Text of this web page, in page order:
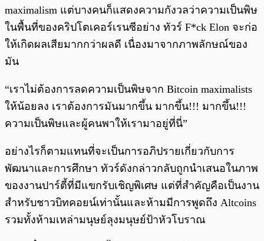
maximalism แต่บางคนก็แสดงความกังวลว่าความเป็นพิษ
ในพื้นที่ของคริปโตเคอร์เรนซีอย่าง ทัวร์ F*ck Elon จะก่อ
ให้เกิดผลเสียมากกว่าผลดี เนื่องมาจากภาพลักษณ์ของ
มัน
“เราไม่ต้องการลดความเป็นพิษจาก Bitcoin maximalists
ให้น้อยลง เราต้องการมันมากขึ้น มากขึ้น!!! มากขึ้น!!!
ความเป็นพิษและผู้คนพาให้เรามาอยู่ที่นี่”
อย่างไรก็ตามแทนที่จะเป็นการอภิปรายเกี่ยวกับการ
พัฒนาและการศึกษา ทัวร์ดังกล่าวกลับถูกนำเสนอในภาพ
ของงานปาร์ตี้ที่มีแขกรับเชิญพิเศษ แต่ที่สำคัญคือเป็นงาน
สำหรับชาวบิทคอยน์เท่านั้นและห้ามมีการพูดถึง Altcoins
รวมทั้งห้ามเหล่ามนุษย์ลุงมนุษย์ป้าหัวโบราณ